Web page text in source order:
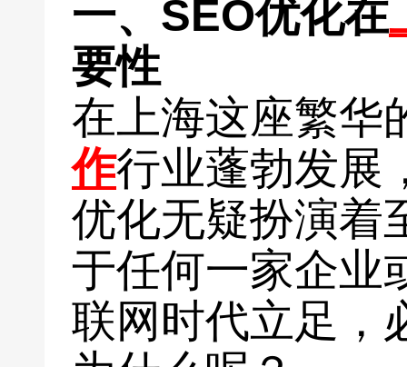
一、SEO优化在
要性
在上海这座繁华
作行业蓬勃发展
优化无疑扮演着
于任何一家企业
联网时代立足，